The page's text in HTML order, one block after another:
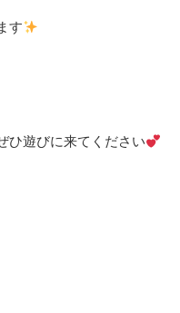
す
ひ遊びに来てください